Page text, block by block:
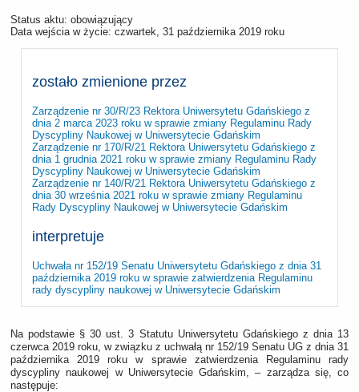
Status aktu: obowiązujący
Data wejścia w życie: czwartek, 31 października 2019 roku
zostało zmienione przez
Zarządzenie nr 30/R/23 Rektora Uniwersytetu Gdańskiego z
dnia 2 marca 2023 roku w sprawie zmiany Regulaminu Rady
Dyscypliny Naukowej w Uniwersytecie Gdańskim
Zarządzenie nr 170/R/21 Rektora Uniwersytetu Gdańskiego z
dnia 1 grudnia 2021 roku w sprawie zmiany Regulaminu Rady
Dyscypliny Naukowej w Uniwersytecie Gdańskim
Zarządzenie nr 140/R/21 Rektora Uniwersytetu Gdańskiego z
dnia 30 września 2021 roku w sprawie zmiany Regulaminu
Rady Dyscypliny Naukowej w Uniwersytecie Gdańskim
interpretuje
Uchwała nr 152/19 Senatu Uniwersytetu Gdańskiego z dnia 31
października 2019 roku w sprawie zatwierdzenia Regulaminu
rady dyscypliny naukowej w Uniwersytecie Gdańskim
Na podstawie § 30 ust. 3 Statutu Uniwersytetu Gdańskiego z dnia 13
czerwca 2019 roku, w związku z uchwałą nr 152/19 Senatu UG z dnia 31
października 2019 roku w sprawie zatwierdzenia Regulaminu rady
dyscypliny naukowej w Uniwersytecie Gdańskim, – zarządza się, co
następuje: